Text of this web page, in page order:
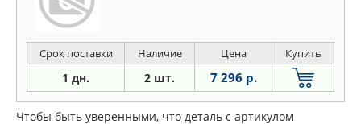
Срок поставки Наличие Цена Купить
1 дн. 2 шт. 7 296 р.
Чтобы быть уверенными, что деталь с артикулом